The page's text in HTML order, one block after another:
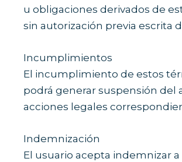
u obligaciones derivados de
sin autorización previa escrita
Incumplimientos
El incumplimiento de estos
podrá generar suspensión del
acciones legales
Indemnización
El usuario acepta indemnizar a